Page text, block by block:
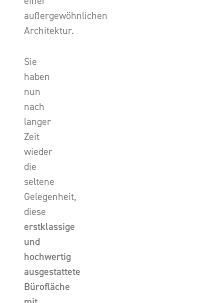
außergewöhnlichen
Architektur.
Sie
haben
nun
nach
langer
Zeit
wieder
die
seltene
Gelegenheit,
diese
erstklassige
und
hochwertig
ausgestattete
Bürofläche